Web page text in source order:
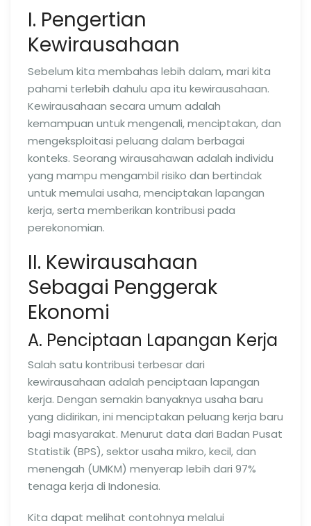
I. Pengertian
Kewirausahaan
Sebelum kita membahas lebih dalam, mari kita
pahami terlebih dahulu apa itu kewirausahaan.
Kewirausahaan secara umum adalah
kemampuan untuk mengenali, menciptakan, dan
mengeksploitasi peluang dalam berbagai
konteks. Seorang wirausahawan adalah individu
yang mampu mengambil risiko dan bertindak
untuk memulai usaha, menciptakan lapangan
kerja, serta memberikan kontribusi pada
perekonomian.
II. Kewirausahaan
Sebagai Penggerak
Ekonomi
A. Penciptaan Lapangan Kerja
Salah satu kontribusi terbesar dari
kewirausahaan adalah penciptaan lapangan
kerja. Dengan semakin banyaknya usaha baru
yang didirikan, ini menciptakan peluang kerja baru
bagi masyarakat. Menurut data dari Badan Pusat
Statistik (BPS), sektor usaha mikro, kecil, dan
menengah (UMKM) menyerap lebih dari 97%
tenaga kerja di Indonesia.
Kita dapat melihat contohnya melalui